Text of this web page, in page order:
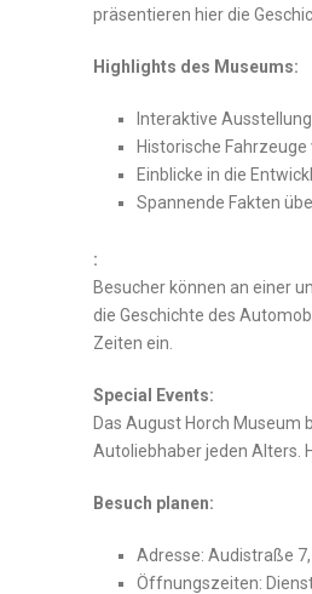
⁢präsentieren hier die
Highlights des Museums:
Interaktive
Historische‍
Einblicke in die
Spannende Fakten
:
Besucher können ‍an einer
die Geschichte des
Zeiten ein.
Special‌ Events:
Das August Horch⁢
Autoliebhaber⁤ jeden Alters.
Besuch planen:
Adresse: ​Audistraße
Öffnungszeiten: